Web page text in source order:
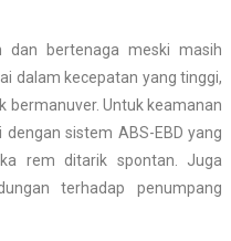
dan bertenaga meski masih
dalam kecepatan yang tinggi,
bermanuver. Untuk keamanan
sistem ABS-EBD yang
rem ditarik spontan. Juga
terhadap penumpang